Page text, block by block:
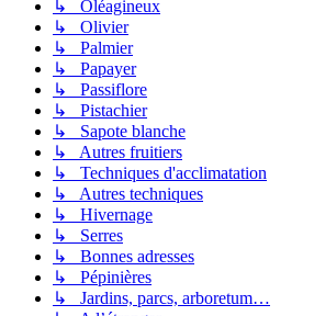
↳ Oléagineux
↳ Olivier
↳ Palmier
↳ Papayer
↳ Passiflore
↳ Pistachier
↳ Sapote blanche
↳ Autres fruitiers
↳ Techniques d'acclimatation
↳ Autres techniques
↳ Hivernage
↳ Serres
↳ Bonnes adresses
↳ Pépinières
↳ Jardins, parcs, arboretum…